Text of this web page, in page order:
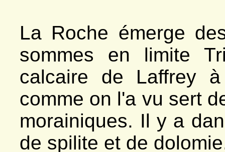
La Roche émerge
sommes en limite
calcaire de Laffrey
comme on l'a vu sert
morainiques. Il y a
de spilite et de